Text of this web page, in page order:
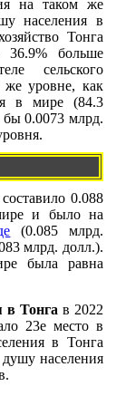
на таком же
населения в
Тонга
больше
сельского
же уровне, как
в мире (84.3
бы 0.0073 млрд.
0.088
и было на
(0.085 млрд.
млрд. долл.).
была равна
в Тонга в 2022
23е место в
в Тонга
населения